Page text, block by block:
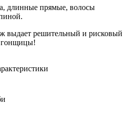
длинные прямые, волосы
выдает решительный и рисковый
гонщицы!